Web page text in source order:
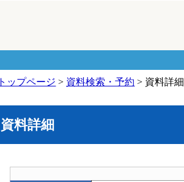
トップページ > 資料検索・予約 > 資料詳細
資料詳細